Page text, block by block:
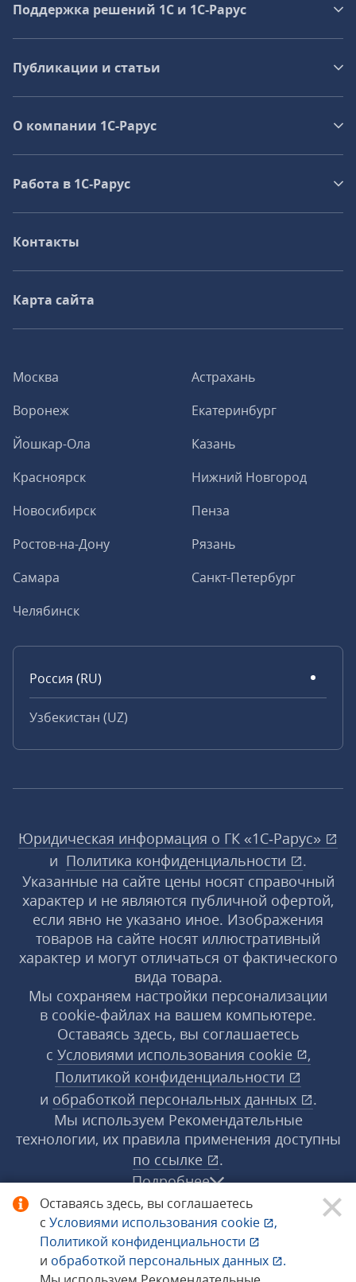
Оставаясь здесь, вы соглашаетесь
с Условиями использования cookie
,
Политикой конфиденциальности
и обработкой персональных данных
.
Москва
Астрахань
Воронеж
Екатеринбург
Йошкар-Ола
Казань
Красноярск
Нижний Новгород
Новосибирск
Пенза
Ростов-на-Дону
Рязань
Самара
Санкт-Петербург
Челябинск
Россия (RU)
Узбекистан (UZ)
Поддержка решений 1С и 1С‑Рарус
Публикации и статьи
О компании 1C-Рарус
Работа в 1С‑Рарус
Контакты
Карта сайта
Юридическая информация о ГК «1С‑Рарус»
и Политика конфиденциальности
.
Указанные на сайте цены носят справочный
характер и не являются публичной офертой,
если явно не указано иное. Изображения
товаров на сайте носят иллюстративный
характер и могут отличаться от фактического
вида товара.
Мы сохраняем настройки персонализации
в cookie‑файлах на вашем компьютере.
Оставаясь здесь, вы соглашаетесь
с Условиями использования cookie
,
Политикой конфиденциальности
и обработкой персональных данных
.
Мы используем Рекомендательные
технологии, их правила применения доступны
по ссылке
.
Подробнее
© 1998−2026 «1С‑Рарус» ®. Все права
защищены.